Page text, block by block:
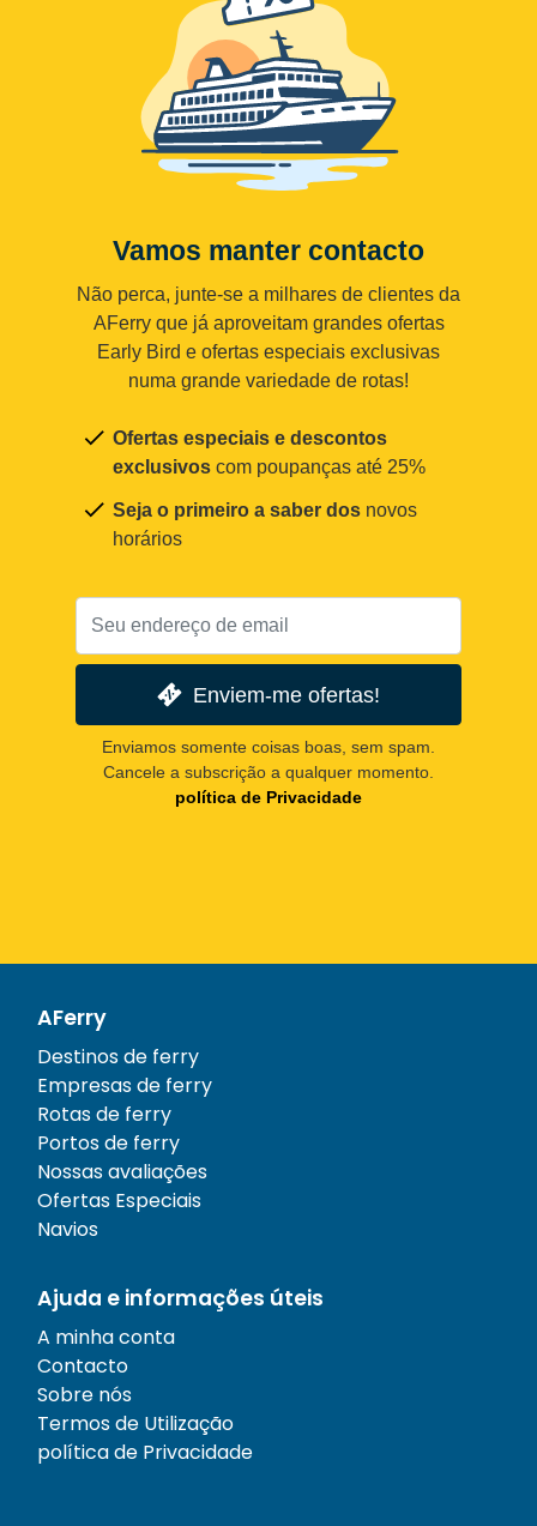
Vamos manter contacto
Não perca, junte-se a milhares de clientes da
AFerry que já aproveitam grandes ofertas
Early Bird e ofertas especiais exclusivas
numa grande variedade de rotas!
Ofertas especiais e descontos
exclusivos com poupanças até 25%
Seja o primeiro a saber dos novos
horários
Enviem-me ofertas!
Enviamos somente coisas boas, sem spam.
Cancele a subscrição a qualquer momento.
política de Privacidade
AFerry
Destinos de ferry
Empresas de ferry
Rotas de ferry
Portos de ferry
Nossas avaliações
Ofertas Especiais
Navios
Ajuda e informações úteis
A minha conta
Contacto
Sobre nós
Termos de Utilização
política de Privacidade